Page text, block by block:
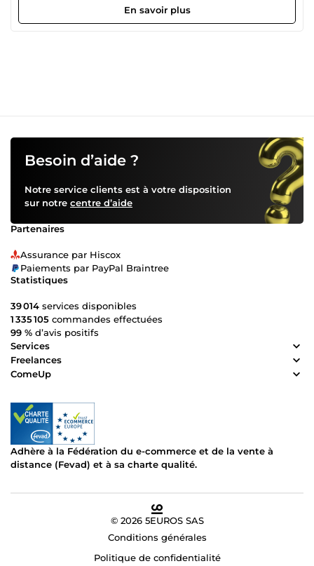
Rapidité : Respect strict des délais et de la sécurité de vos
informations. Mon objectif : vous libérer des tâches
En savoir plus
Besoin d’aide ?
Notre service clients est à votre disposition
sur notre centre d’aide
Partenaires
Assurance par Hiscox
Paiements par PayPal Braintree
Statistiques
39 014 services disponibles
1 335 105 commandes effectuées
99 % d’avis positifs
Services
Freelances
ComeUp
Adhère à la Fédération du e-commerce et de la vente à
distance (Fevad) et à sa charte qualité.
© 2026 5EUROS SAS
Conditions générales
Politique de confidentialité